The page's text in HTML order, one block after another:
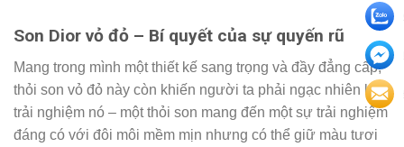
Son Dior vỏ đỏ – Bí quyết của sự quyến rũ
Mang trong mình một thiết kế sang trọng và đầy đẳng cấp,
thỏi son vỏ đỏ này còn khiến người ta phải ngạc nhiên khi
trải nghiệm nó – một thỏi son mang đến một sự trải nghiệm
đáng có với đôi môi mềm mịn nhưng có thể giữ màu tươi